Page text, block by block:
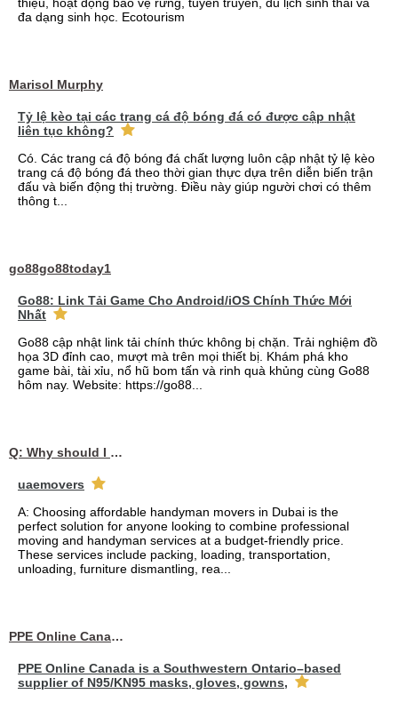
đa dạng sinh học. Ecotourism
Marisol Murphy
Tỷ lệ kèo tại các trang cá độ bóng đá có được cập nhật
liên tục không?
Có. Các trang cá độ bóng đá chất lượng luôn cập nhật tỷ lệ kèo
trang cá độ bóng đá theo thời gian thực dựa trên diễn biến trận
đấu và biến động thị trường. Điều này giúp người chơi có thêm
thông t...
go88go88today1
Go88: Link Tải Game Cho Android/iOS Chính Thức Mới
Nhất
Go88 cập nhật link tải chính thức không bị chặn. Trải nghiệm đồ
họa 3D đỉnh cao, mượt mà trên mọi thiết bị. Khám phá kho
game bài, tài xỉu, nổ hũ bom tấn và rinh quà khủng cùng Go88
hôm nay. Website: https://go88...
Q: Why should I choose affordable handyman movers in Dubai for my relocation and maintenance needs?
uaemovers
A: Choosing affordable handyman movers in Dubai is the
perfect solution for anyone looking to combine professional
moving and handyman services at a budget-friendly price.
These services include packing, loading, transportation,
unloading, furniture dismantling, rea...
PPE Online Canada – Bulk PPE Supplier | N95, Gloves, Masks & Medical Supplies
PPE Online Canada is a Southwestern Ontario–based
supplier of N95/KN95 masks, gloves, gowns,